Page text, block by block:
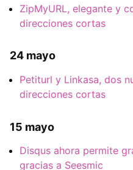
ZipMyURL, elegante y
direcciones cortas
24 mayo
Petiturl y Linkasa, dos
direcciones cortas
15 mayo
Disqus ahora permite
gracias a Seesmic